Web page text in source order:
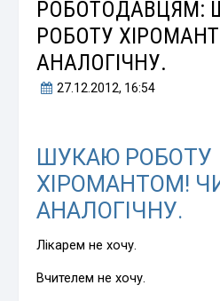
РОБОТОДАВЦЯМ:
РОБОТУ
АНАЛОГІЧНУ.
27.12.2012, 16:54
ШУКАЮ РОБОТУ
ХІРОМАНТОМ!
АНАЛОГІЧНУ.
Лікарем не хочу.
Вчителем не хочу.